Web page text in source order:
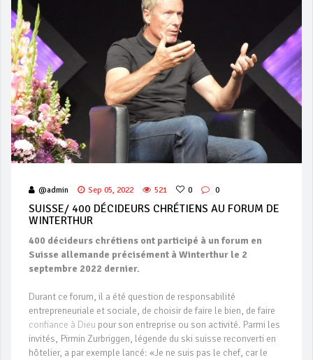
@admin Sep 05, 2022 521 0 0
SUISSE/ 400 DÉCIDEURS CHRÉTIENS AU FORUM DE
WINTERTHUR
400 décideurs chrétiens ont participé à un forum en
Suisse allemande précisément à Winterthur le 2
septembre 2022 dernier.
Durant ce forum, il a été question de responsabilité
entrepreneuriale et sociale, de choisir de faire le bien, de faire
confiance à Dieu pour son entreprise ou son activité. Parmi les
invités, Pirmin Zurbriggen, légende du ski suisse reconverti en
hôtelier, a par exemple lancé: «Je ne suis pas le chef, car le